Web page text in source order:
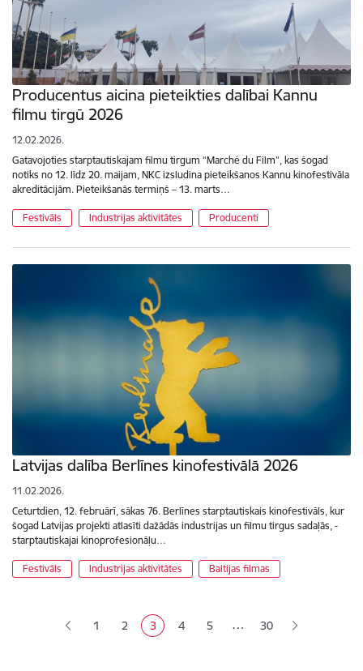
Producentus aicina pieteikties dalībai Kannu
filmu tirgū 2026
12.02.2026.
Gatavojoties starptautiskajam filmu tirgum “Marché du Film”, kas šogad
notiks no 12. līdz 20. maijam, NKC izsludina pieteikšanos Kannu kinofestivāla
akreditācijām. Pieteikšanās termiņš – 13. marts…
Festivāls Industrijas aktivitātes Producenti
Latvijas dalība Berlīnes kinofestivālā 2026
11.02.2026.
Ceturtdien, 12. februārī, sākas 76. Berlīnes starptautiskais kinofestivāls, kur
šogad Latvijas projekti atlasīti dažādās industrijas un filmu tirgus sadaļās, -
starptautiskajai kinoprofesionāļu…
Festivāls Industrijas aktivitātes Baltijas filmas
Lapa
1 Lapa
2 Pašreizējā lapa
3 Lapa
4 Lapa
5 … 30